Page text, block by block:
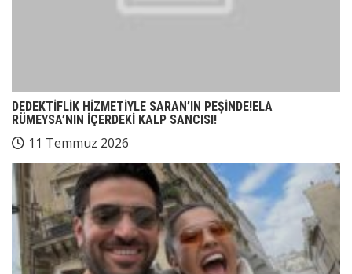
DEDEKTİFLİK HİZMETİYLE SARAN’IN PEŞİNDE!ELA
RÜMEYSA’NIN İÇERDEKİ KALP SANCISI!
11 Temmuz 2026